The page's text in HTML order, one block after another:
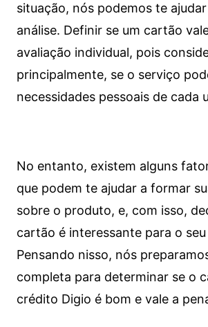
situação, nós podemos te
análise. Definir se um cartão
avaliação individual, pois
principalmente, se o serviço
necessidades pessoais de cada
No entanto, existem alguns
que podem te ajudar a formar
sobre o produto, e, com isso,
cartão é interessante para o
Pensando nisso, nós
completa para determinar se o
crédito Digio é bom e vale a